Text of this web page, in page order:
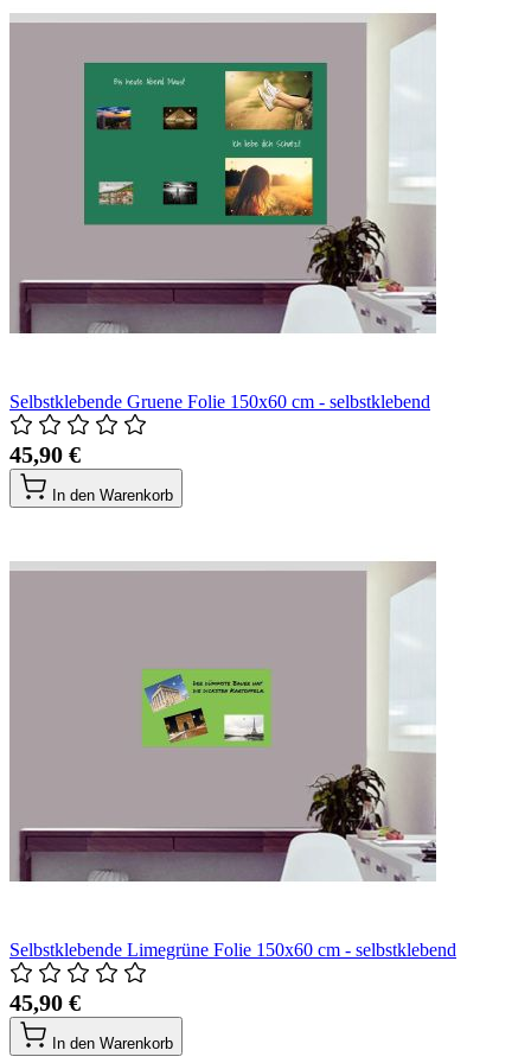
Selbstklebende Gruene Folie 150x60 cm - selbstklebend
45,90 €
In den Warenkorb
Selbstklebende Limegrüne Folie 150x60 cm - selbstklebend
45,90 €
In den Warenkorb